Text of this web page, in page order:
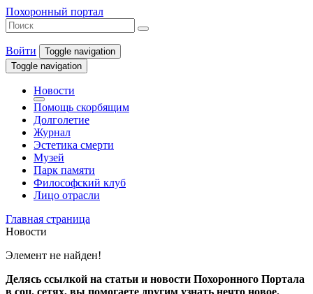
Похоронный портал
Войти
Toggle navigation
Toggle navigation
Новости
Помощь скорбящим
Долголетие
Журнал
Эстетика смерти
Музей
Парк памяти
Философский клуб
Лицо отрасли
Главная страница
Новости
Элемент не найден!
Делясь ссылкой на статьи и новости Похоронного Портала
в соц. сетях, вы помогаете другим узнать нечто новое.